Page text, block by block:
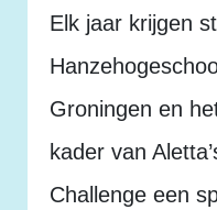
Elk jaar krijgen
Groningen en
kader van
Challenge een